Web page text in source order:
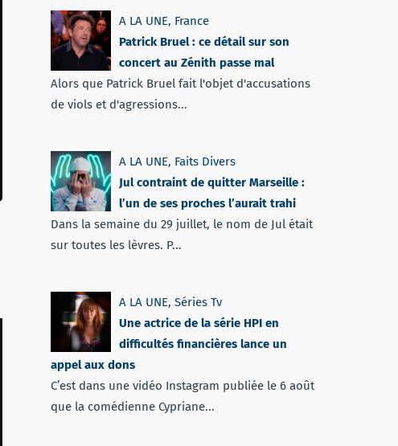
A LA UNE, France
Patrick Bruel : ce détail sur son
concert au Zénith passe mal
Alors que Patrick Bruel fait l'objet d'accusations
de viols et d'agressions...
A LA UNE, Faits Divers
Jul contraint de quitter Marseille :
l’un de ses proches l’aurait trahi
Dans la semaine du 29 juillet, le nom de Jul était
sur toutes les lèvres. P...
A LA UNE, Séries Tv
Une actrice de la série HPI en
difficultés financières lance un
appel aux dons
C’est dans une vidéo Instagram publiée le 6 août
que la comédienne Cypriane...